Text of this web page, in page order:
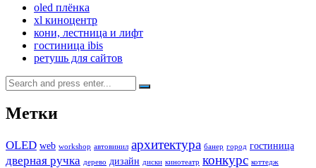
oled плёнка
xl киноцентр
кони, лестница и лифт
гостиница ibis
ретушь для сайтов
Search
for:
Метки
OLED web workshop автовинил архитектура банер город гостиница
дверная ручка дерево дизайн диски кинотеатр конкурс коттедж